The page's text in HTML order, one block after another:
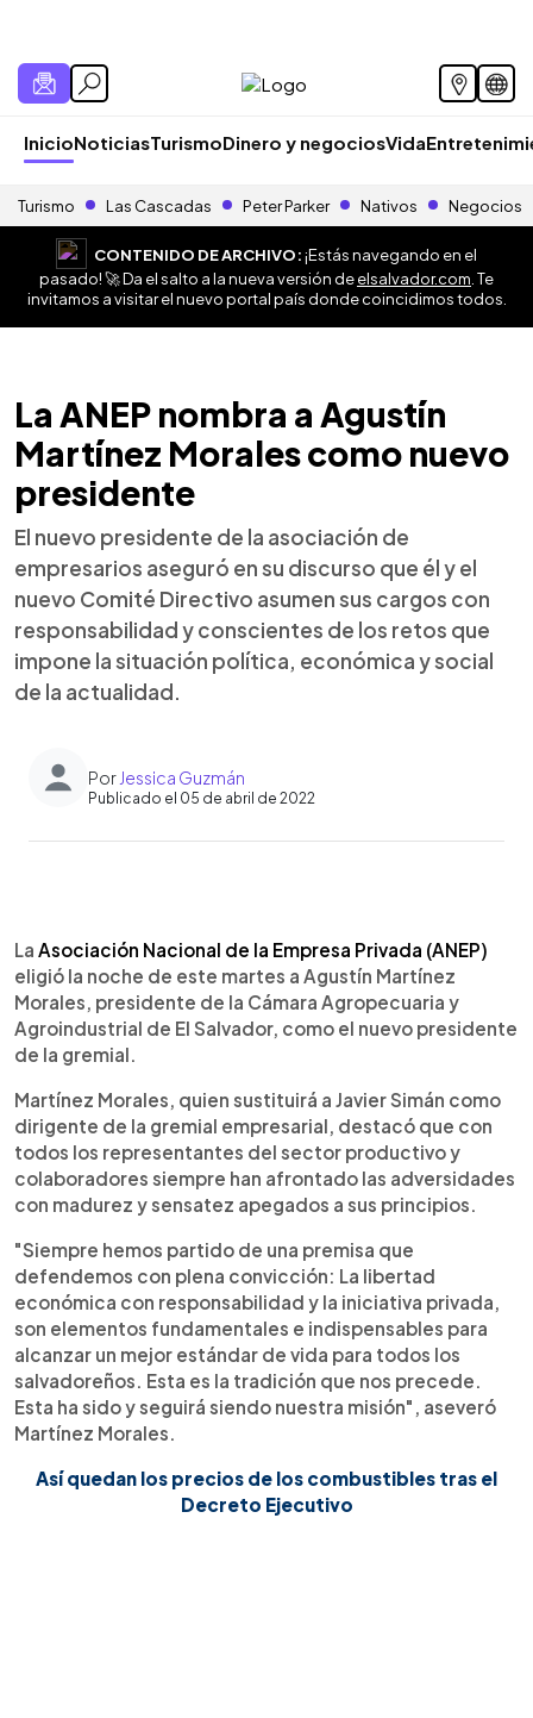
InicioNoticiasTurismoDinero y negociosVida
Turismo Las Cascadas Peter Parker Nativos Negocios
CONTENIDO DE ARCHIVO:¡Estás navegando en el
pasado! 🚀 Da el salto a la nueva versión deelsalvador.com . Te
invitamos a visitar el nuevo portal país donde coincidimos todos.
La ANEP nombra a Agustín
Martínez Morales como nuevo
presidente
El nuevo presidente de la asociación de
empresarios aseguró en su discurso que él y el
nuevo Comité Directivo asumen sus cargos con
responsabilidad y conscientes de los retos que
impone la situación política, económica y social
de la actualidad.
Por Jessica Guzmán
Publicado el 05 de abril de 2022
► Escuchar artículo
La Asociación Nacional de la Empresa Privada (ANEP)
eligió la noche de este martes a Agustín Martínez
Morales, presidente de la Cámara Agropecuaria y
Agroindustrial de El Salvador, como el nuevo presidente
de la gremial.
Martínez Morales, quien sustituirá a Javier Simán como
dirigente de la gremial empresarial, destacó que con
todos los representantes del sector productivo y
colaboradores siempre han afrontado las adversidades
con madurez y sensatez apegados a sus principios.
"Siempre hemos partido de una premisa que
defendemos con plena convicción: La libertad
económica con responsabilidad y la iniciativa privada,
son elementos fundamentales e indispensables para
alcanzar un mejor estándar de vida para todos los
salvadoreños. Esta es la tradición que nos precede.
Esta ha sido y seguirá siendo nuestra misión", aseveró
Martínez Morales.
Así quedan los precios de los combustibles tras el
Decreto Ejecutivo